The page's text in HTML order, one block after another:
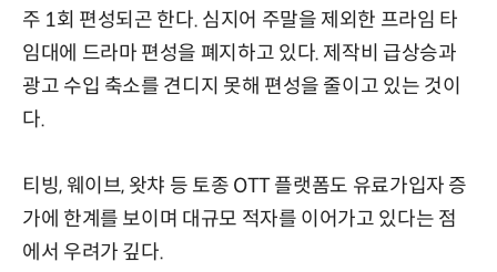
주 1회 편성되곤 한다. 심지어 주말을 제외한 프라임 타
임대에 드라마 편성을 폐지하고 있다. 제작비 급상승과
광고 수입 축소를 견디지 못해 편성을 줄이고 있는 것이
다.
티빙, 웨이브, 왓챠 등 토종 OTT 플랫폼도 유료가입자 증
가에 한계를 보이며 대규모 적자를 이어가고 있다는 점
에서 우려가 깊다.